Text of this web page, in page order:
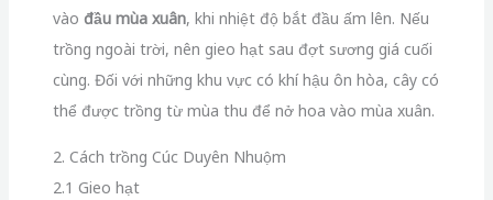
vào đầu mùa xuân, khi nhiệt độ bắt đầu ấm lên. Nếu
trồng ngoài trời, nên gieo hạt sau đợt sương giá cuối
cùng. Đối với những khu vực có khí hậu ôn hòa, cây có
thể được trồng từ mùa thu để nở hoa vào mùa xuân.
2. Cách trồng Cúc Duyên Nhuộm
2.1 Gieo hạt